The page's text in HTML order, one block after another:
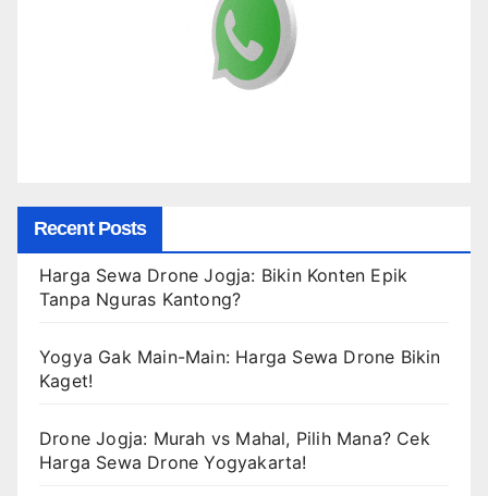
Recent Posts
Harga Sewa Drone Jogja: Bikin Konten Epik
Tanpa Nguras Kantong?
Yogya Gak Main-Main: Harga Sewa Drone Bikin
Kaget!
Drone Jogja: Murah vs Mahal, Pilih Mana? Cek
Harga Sewa Drone Yogyakarta!